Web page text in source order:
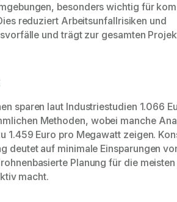
besonders wichtig für
reduziert Arbeitsunfallrisiken und
und trägt zur gesamten
sparen laut Industriestudien 1.066
Methoden, wobei manche
1.459 Euro pro Megawatt zeigen.
deutet auf minimale Einsparungen
Planung für die
macht.